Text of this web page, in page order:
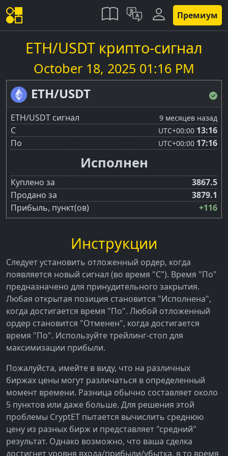
Премиум
ETH/USDT крипто-сигнал
October 18, 2025 01:16 PM
ETH/USDT
ETH/USDT сигнал 9 месяцев назад
С UTC+00:00 13:16
По
UTC+00:00 17:16
Исполнен
Куплено за
3867.5
Продано за
3879.1
Прибыль, пункт(ов)
+116
Инструкции
Следует установить отложенный ордер, когда
появляется новый сигнал (во время "С"). Время "По"
предназначено для принудительного закрытия.
Любая открытая позиция становится "Исполнена",
когда достигается время "По". Любой отложенный
ордер становится "Отменен", когда достигается
время "По". Используйте трейлинг-стоп для
максимизации прибыли.
Пожалуйста, имейте в виду, что на различных
биржах цены могут различаться в определенный
момент времени. Разница обычно составляет около
5 пунктов или даже больше. Для решения этой
проблемы CryptET пытается вычислить среднюю
цену из разных бирж и представляет "средний"
результат. Однако возможно, что ваша сделка
достигнет уровня входа/прибыли/убытка, в то время